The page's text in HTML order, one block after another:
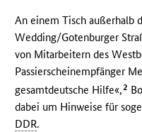
An einem Tisch außerhalb
Wedding/Gotenburger
von Mitarbeitern des
Passierscheinempfänger
gesamtdeutsche Hilfe«,2
dabei um Hinweise für
DDR.